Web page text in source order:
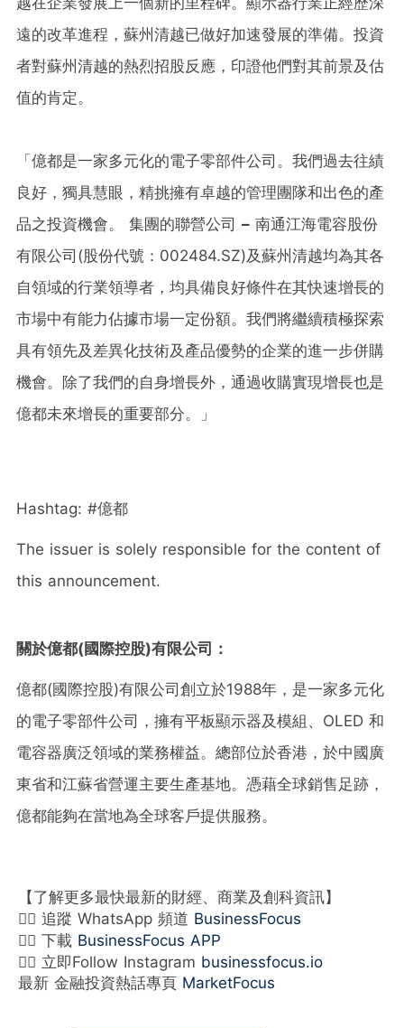
遠的改革進程，蘇州清越已做好加速發展的準備。投資
者對蘇州清越的熱烈招股反應，印證他們對其前景及估
值的肯定。
「億都是一家多元化的電子零部件公司。我們過去往績
良好，獨具慧眼，精挑擁有卓越的管理團隊和出色的產
品之投資機會。 集團的聯營公司 – 南通江海電容股份
有限公司(股份代號：002484.SZ)及蘇州清越均為其各
自領域的行業領導者，均具備良好條件在其快速增長的
市場中有能力佔據市場一定份額。我們將繼續積極探索
具有領先及差異化技術及產品優勢的企業的進一步併購
機會。除了我們的自身增長外，通過收購實現增長也是
億都未來增長的重要部分。」
Hashtag: #億都
The issuer is solely responsible for the content of
this announcement.
關於億都(國際控股)有限公司：
億都(國際控股)有限公司創立於1988年，是一家多元化
的電子零部件公司，擁有平板顯示器及模組、OLED 和
電容器廣泛領域的業務權益。總部位於香港，於中國廣
東省和江蘇省營運主要生產基地。憑藉全球銷售足跡，
億都能夠在當地為全球客戶提供服務。
【了解更多最快最新的財經、商業及創科資訊】
👉🏻 追蹤 WhatsApp 頻道 BusinessFocus
👉🏻 下載 BusinessFocus APP
👉🏻 立即Follow Instagram businessfocus.io
最新 金融投資熱話專頁 MarketFocus